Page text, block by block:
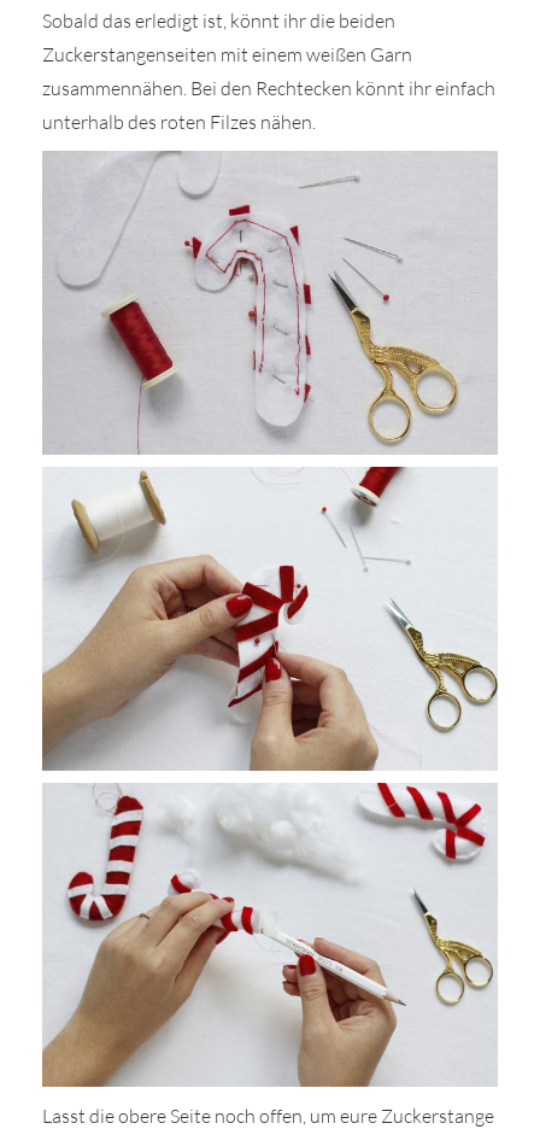
Sobald das erledigt ist, könnt ihr die beiden
Zuckerstangenseiten mit einem weißen Garn
zusammennähen. Bei den Rechtecken könnt ihr einfach
unterhalb des roten Filzes nähen.
Lasst die obere Seite noch offen, um eure Zuckerstange